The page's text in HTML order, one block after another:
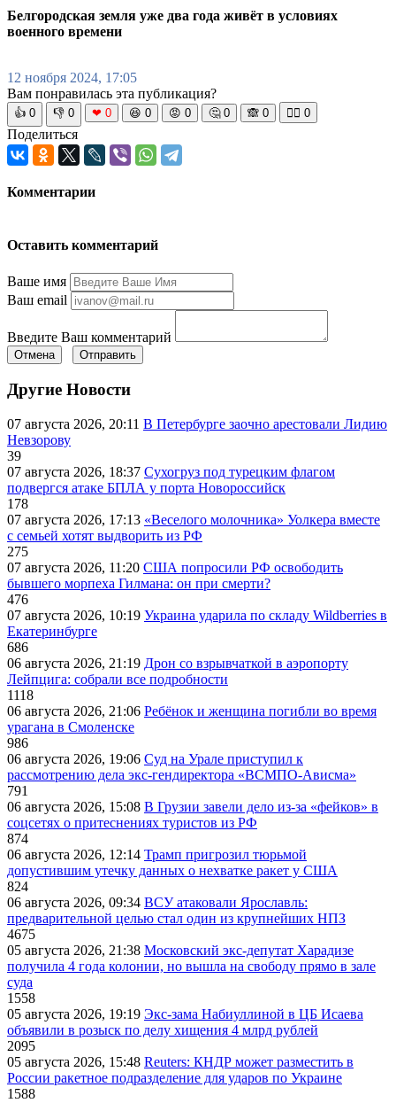
Белгородская земля уже два года живёт в условиях
военного времени
12 ноября 2024, 17:05
Вам понравилась эта публикация?
👍 0 👎 0 ❤ 0 😆 0 😡 0 🤔 0 🙈 0 🧘‍♀️ 0
Поделиться
Комментарии
Оставить комментарий
Ваше имя
Ваш email
Введите Ваш комментарий
Отмена Отправить
Другие Новости
07 августа 2026, 20:11 В Петербурге заочно арестовали Лидию
Невзорову
39
07 августа 2026, 18:37 Сухогруз под турецким флагом
подвергся атаке БПЛА у порта Новороссийск
178
07 августа 2026, 17:13 «Веселого молочника» Уолкера вместе
с семьей хотят выдворить из РФ
275
07 августа 2026, 11:20 США попросили РФ освободить
бывшего морпеха Гилмана: он при смерти?
476
07 августа 2026, 10:19 Украина ударила по складу Wildberries в
Екатеринбурге
686
06 августа 2026, 21:19 Дрон со взрывчаткой в аэропорту
Лейпцига: собрали все подробности
1118
06 августа 2026, 21:06 Ребёнок и женщина погибли во время
урагана в Смоленске
986
06 августа 2026, 19:06 Суд на Урале приступил к
рассмотрению дела экс-гендиректора «ВСМПО-Ависма»
791
06 августа 2026, 15:08 В Грузии завели дело из-за «фейков» в
соцсетях о притеснениях туристов из РФ
874
06 августа 2026, 12:14 Трамп пригрозил тюрьмой
допустившим утечку данных о нехватке ракет у США
824
06 августа 2026, 09:34 ВСУ атаковали Ярославль:
предварительной целью стал один из крупнейших НПЗ
4675
05 августа 2026, 21:38 Московский экс-депутат Харадизе
получила 4 года колонии, но вышла на свободу прямо в зале
суда
1558
05 августа 2026, 19:19 Экс-зама Набиуллиной в ЦБ Исаева
объявили в розыск по делу хищения 4 млрд рублей
2095
05 августа 2026, 15:48 Reuters: КНДР может разместить в
России ракетное подразделение для ударов по Украине
1588